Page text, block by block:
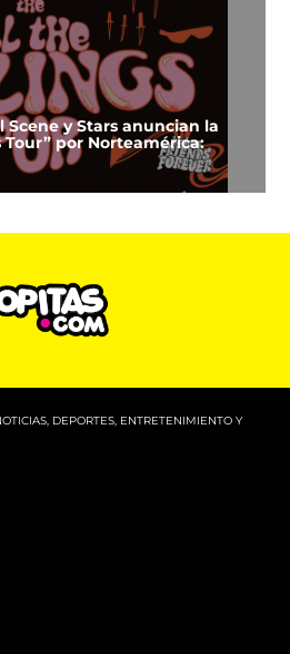
Scene y Stars anuncian la
por Norteamérica:
DEPORTES, ENTRETENIMIENTO Y